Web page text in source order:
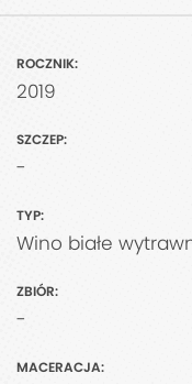
ROCZNIK:
2019
SZCZEP:
-
TYP:
Wino białe
ZBIÓR:
-
MACERACJA: